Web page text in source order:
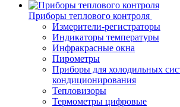
Приборы теплового контроля
Измерители-регистраторы
Индикаторы температуры
Инфракрасные окна
Пирометры
Приборы для холодильных
кондиционирования
Тепловизоры
Термометры цифровые